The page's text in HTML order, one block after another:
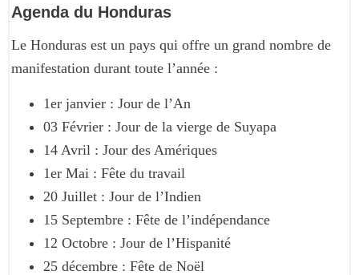
Agenda du Honduras
Le Honduras est un pays qui offre un grand nombre de
manifestation durant toute l’année :
1er janvier : Jour de l’An
03 Février : Jour de la vierge de Suyapa
14 Avril : Jour des Amériques
1er Mai : Fête du travail
20 Juillet : Jour de l’Indien
15 Septembre : Fête de l’indépendance
12 Octobre : Jour de l’Hispanité
25 décembre : Fête de Noël